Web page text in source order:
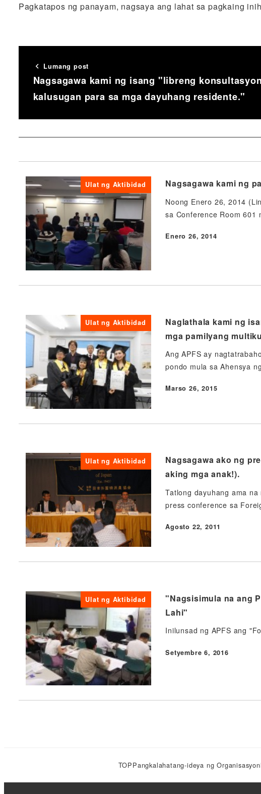
Pagkatapos ng panayam, nagsaya ang lahat sa pagkaing
Lumang post
Nagsagawa kami ng isang "libreng
kalusugan para sa mga dayuhang residente."
Ulat ng Aktibidad Nagsagawa kami ng
Noong Enero 26, 2014
sa Conference Room
Nai-publish
Enero 26, 2014
Ulat ng Aktibidad
Naglathala kami ng
mga pamilyang
Ang APFS ay
pondo mula sa Ahensya
Nai-publish
Marso 26, 2015
Ulat ng Aktibidad
Nagsagawa ako ng
aking mga anak!).
Tatlong dayuhang ama
press conference sa
Nai-publish
Agosto 22, 2011
Ulat ng Aktibidad
"Nagsisimula na ang
Lahi"
Inilunsad ng APFS ang
Nai-publish
Setyembre 6, 2016
TOPPangkalahatang-ideya ng Organisasyon